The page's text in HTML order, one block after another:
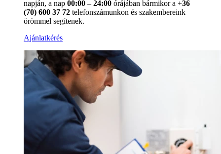
napján, a nap 00:00 – 24:00 órájában bármikor a +36
(70) 600 37 72 telefonszámunkon és szakembereink
örömmel segítenek.
Ajánlatkérés